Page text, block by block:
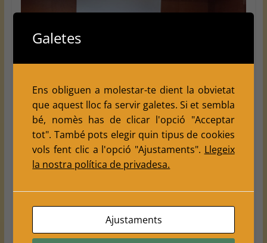
Galetes
Ens obliguen a molestar-te dient la obvietat
que aquest lloc fa servir galetes. Si et sembla
bé, nomès has de clicar l'opció "Acceptar
tot". També pots elegir quin tipus de cookies
vols fent clic a l'opció "Ajustaments". Llegeix
la nostra política de privadesa.
Ajustaments